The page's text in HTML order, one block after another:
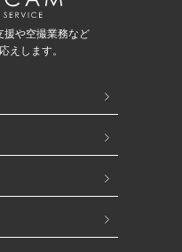
援や空撮業務など
えします。